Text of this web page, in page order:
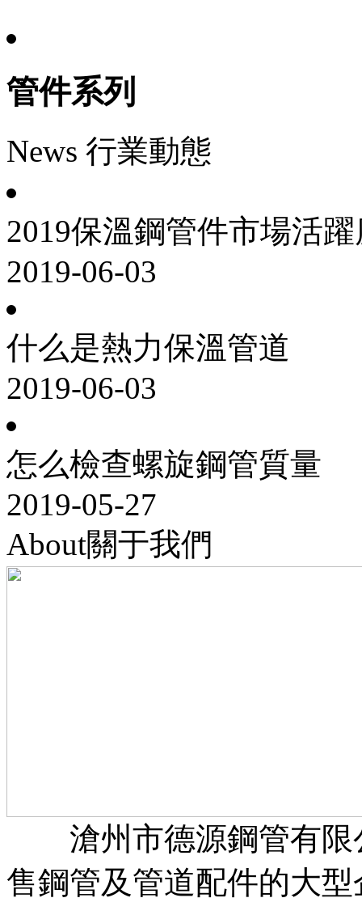
管件系列
News 行業動態
2019保溫鋼管件市場活
2019-06-03
什么是熱力保溫管道
2019-06-03
怎么檢查螺旋鋼管質量
2019-05-27
About關于我們
滄州市德源鋼管有限
售鋼管及管道配件的大